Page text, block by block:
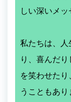
しい深いメッ
私たちは、人
り、喜んだ
を笑わせた
うこともあり